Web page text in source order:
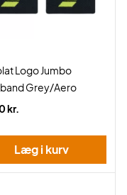
Logo Jumbo
Grey/Aero
kr.
Læg i kurv